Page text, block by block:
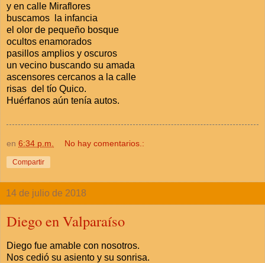
y en calle Miraflores
buscamos la infancia
el olor de pequeño bosque
ocultos enamorados
pasillos amplios y oscuros
un vecino buscando su amada
ascensores cercanos a la calle
risas del tío Quico.
Huérfanos aún tenía autos.
en 6:34 p.m. No hay comentarios.:
Compartir
14 de julio de 2018
Diego en Valparaíso
Diego fue amable con nosotros.
Nos cedió su asiento y su sonrisa.